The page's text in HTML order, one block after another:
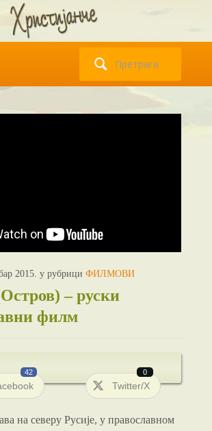
2015. у рубрици ФИЛМОВИ
– руски
филм
42
Twitter/X
0
на северу Русије, у православном